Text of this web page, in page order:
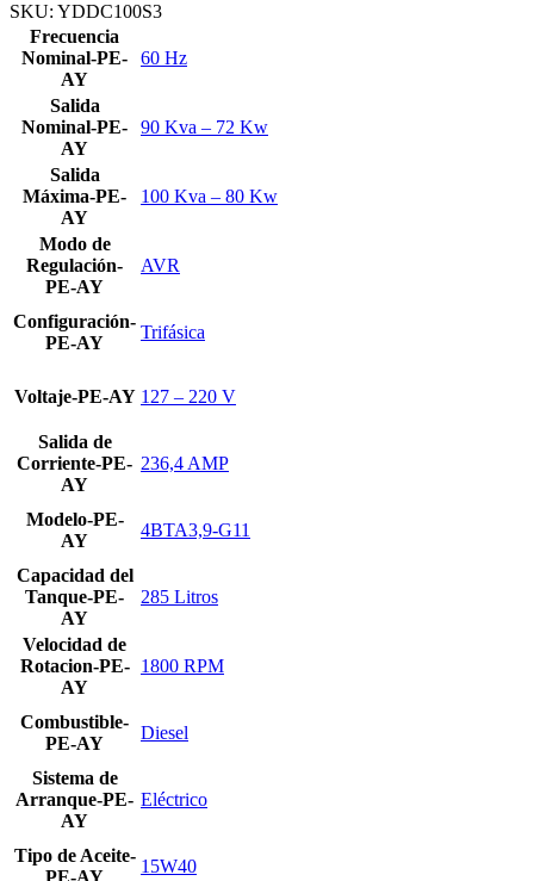
SKU: YDDC100S3
Frecuencia
Nominal-PE-
AY
60 Hz
Salida
Nominal-PE-
AY
90 Kva – 72 Kw
Salida
Máxima-PE-
AY
100 Kva – 80 Kw
Modo de
Regulación-
PE-AY
AVR
Configuración-
PE-AY
Trifásica
Voltaje-PE-AY 127 – 220 V
Salida de
Corriente-PE-
AY
236,4 AMP
Modelo-PE-
AY
4BTA3,9-G11
Capacidad del
Tanque-PE-
AY
285 Litros
Velocidad de
Rotacion-PE-
AY
1800 RPM
Combustible-
PE-AY
Diesel
Sistema de
Arranque-PE-
AY
Eléctrico
Tipo de Aceite-
15W40